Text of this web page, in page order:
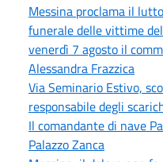
Messina proclama il
funerale delle vittime
venerdì 7 agosto il
Alessandra Frazzica
Via Seminario Estivo,
responsabile degli
Il comandante di nave
Palazzo Zanca